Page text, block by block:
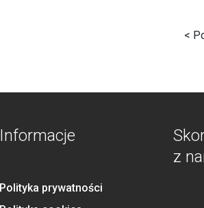
<
Informacje
Polityka prywatności
z